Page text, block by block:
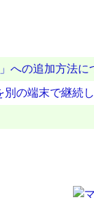
への追加方法に
の端末で継続